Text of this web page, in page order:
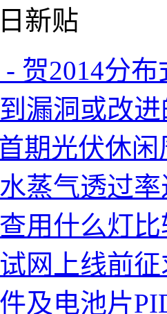
新贴
贺2014分
漏洞或改
期光伏休
蒸气透过
用什么灯
网上线前
及电池片